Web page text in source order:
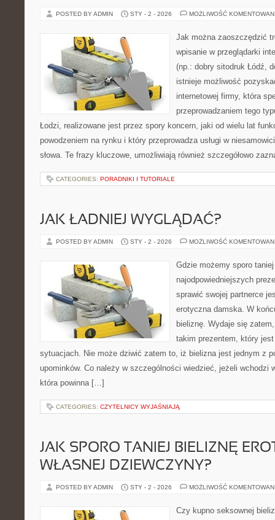
POSTED BY ADMIN STY - 2 - 2026 MOŻLIWOŚĆ
Jak można zaoszczędzić
wpisanie w przeglądarki
(np.: dobry sitodruk Łódź,
istnieje możliwość
internetowej firmy, która
przeprowadzaniem tego
Łodzi, realizowane jest przez spory koncern, jaki od wielu lat
powodzeniem na rynku i który przeprowadza usługi w
słowa. Te frazy kluczowe, umożliwiają również szczegółowo
CATEGORIES: PORADNIKI I TUTORIALE
JAK ŁADNIEJ WYGLĄDAĆ?
POSTED BY ADMIN STY - 2 - 2026 MOŻLIWOŚĆ
Gdzie możemy sporo
najodpowiedniejszych
sprawić swojej partnerce
erotyczna damska. W
bieliznę. Wydaje się
takim prezentem, który
sytuacjach. Nie może dziwić zatem to, iż bielizna jest jednym z
upominków. Co należy w szczególności wiedzieć, jeżeli wchodzi
która powinna […]
CATEGORIES: CZYTELNICY WYJAŚNIAJĄ
JAK SPORO TANIEJ BIELIZNĘ
WŁASNEJ DZIEWCZYNY?
POSTED BY ADMIN STY - 2 - 2026 MOŻLIWOŚĆ
Czy kupno seksownej